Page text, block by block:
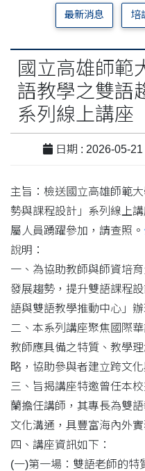
最新消息 培
國立高雄師範
語教學之雙語
系列線上講座
日期 : 2026-05-21
主旨：檢送國立高雄師範
勢與課程設計」系列線上
屬人員踴躍參加，請查照。
說明：
一、為協助教師與師資培
發展趨勢，提升雙語課程
語與雙語教學推動中心」
二、本系列講座聚焦國際
教師應具備之特質、教學
略，協助參與者建立跨文
三、旨揭講座特邀曾任本
蘭擔任講師，其專長為雙
文化溝通，具豐富海內外實
四、講座資訊如下：
(一)第一場：雙語老師的特